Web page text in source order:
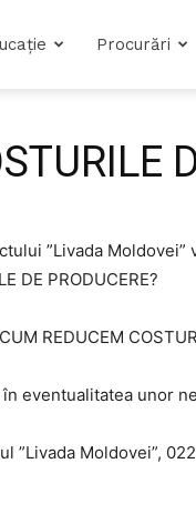
Procurări
”Livada
DE PRODUCERE?
REDUCEM
eventualitatea unor
”Livada Moldovei”,